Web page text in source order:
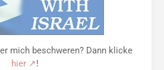
mich beschweren? Dann klicke
hier
!